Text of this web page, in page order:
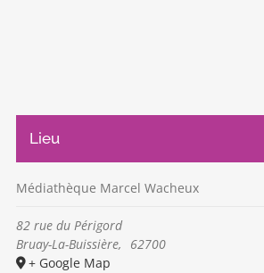
Lieu
Médiathèque Marcel Wacheux
82 rue du Périgord
Bruay-La-Buissière,
62700
+ Google Map